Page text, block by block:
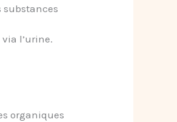
l’urine.
organiques